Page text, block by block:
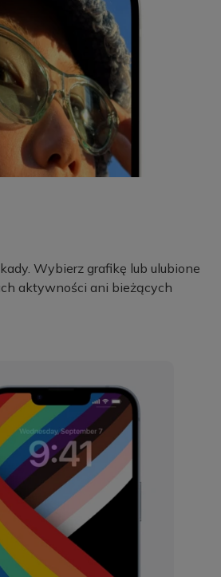
Wybierz grafikę lub ulubione
aktywności ani bieżących